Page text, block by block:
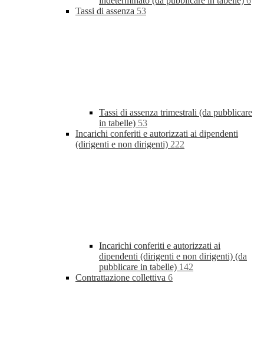
Tassi di assenza 53
Tassi di assenza trimestrali (da pubblicare
in tabelle) 53
Incarichi conferiti e autorizzati ai dipendenti
(dirigenti e non dirigenti) 222
Incarichi conferiti e autorizzati ai
dipendenti (dirigenti e non dirigenti) (da
pubblicare in tabelle) 142
Contrattazione collettiva 6